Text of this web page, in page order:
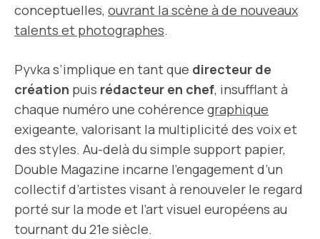
conceptuelles, ouvrant la scène à de nouveaux
talents et photographes.
Pyvka s’implique en tant que directeur de
création puis rédacteur en chef, insufflant à
chaque numéro une cohérence graphique
exigeante, valorisant la multiplicité des voix et
des styles. Au-delà du simple support papier,
Double Magazine incarne l’engagement d’un
collectif d’artistes visant à renouveler le regard
porté sur la mode et l’art visuel européens au
tournant du 21e siècle.